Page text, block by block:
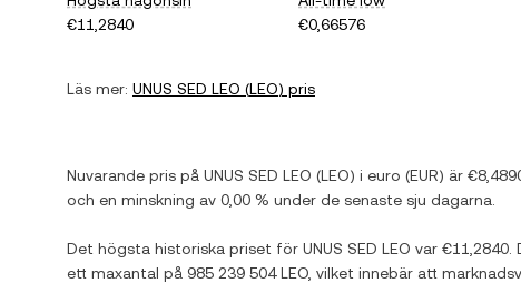
€11,2840
€0,66576
Läs mer: UNUS SED LEO (LEO) pris
Nuvarande pris på UNUS SED LEO (LEO) i euro (EUR) är
och en minskning av 0,00 % under de senaste sju dagarna.
Det högsta historiska priset för UNUS SED LEO var €11,2840
ett maxantal på 985 239 504 LEO , vilket innebär att